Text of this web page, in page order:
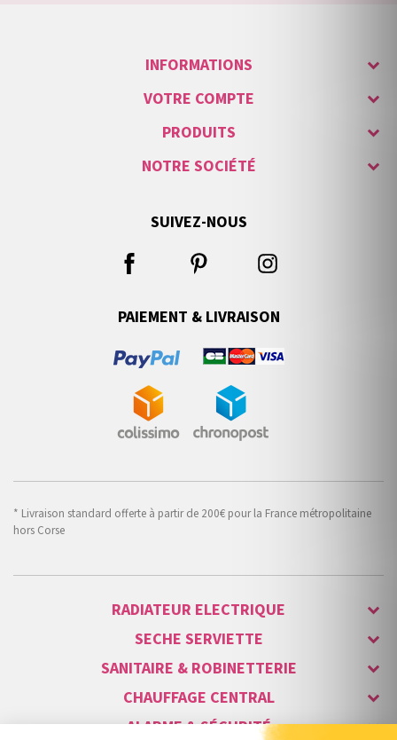
INFORMATIONS
VOTRE COMPTE
PRODUITS
NOTRE SOCIÉTÉ
SUIVEZ-NOUS
PAIEMENT & LIVRAISON
* Livraison standard offerte à partir de 200€ pour la France métropolitaine
hors Corse
RADIATEUR ELECTRIQUE
SECHE SERVIETTE
SANITAIRE & ROBINETTERIE
CHAUFFAGE CENTRAL
ALARME & SÉCURITÉ